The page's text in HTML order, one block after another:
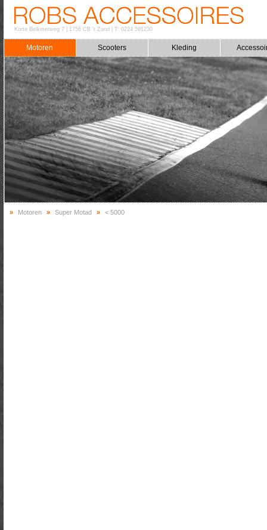
Korte Belkmerweg 7| 1756 CB 't Zand T: 0224 591230
Motoren Scooters Kleding
» Motoren » Super Motad » < 5000